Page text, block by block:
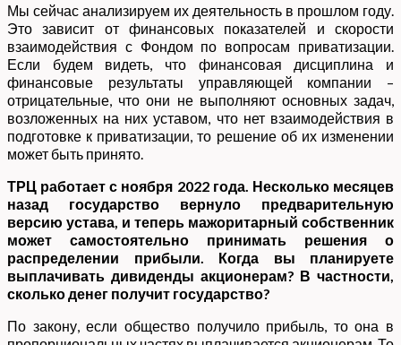
Мы сейчас анализируем их деятельность в прошлом году.
Это зависит от финансовых показателей и скорости
взаимодействия с Фондом по вопросам приватизации.
Если будем видеть, что финансовая дисциплина и
финансовые результаты управляющей компании –
отрицательные, что они не выполняют основных задач,
возложенных на них уставом, что нет взаимодействия в
подготовке к приватизации, то решение об их изменении
может быть принято.
ТРЦ работает с ноября 2022 года. Несколько месяцев
назад государство вернуло предварительную
версию устава, и теперь мажоритарный собственник
может самостоятельно принимать решения о
распределении прибыли. Когда вы планируете
выплачивать дивиденды акционерам? В частности,
сколько денег получит государство?
По закону, если общество получило прибыль, то она в